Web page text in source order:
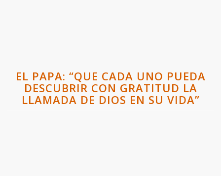
EL PAPA: “QUE CADA UNO PUEDA
DESCUBRIR CON GRATITUD LA
LLAMADA DE DIOS EN SU VIDA”